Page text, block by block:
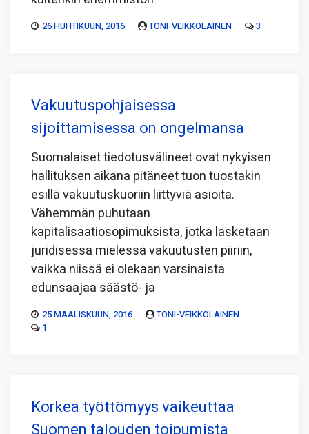
26 HUHTIKUUN, 2016 TONI-VEIKKOLAINEN 3
Vakuutuspohjaisessa
sijoittamisessa on ongelmansa
Suomalaiset tiedotusvälineet ovat nykyisen
hallituksen aikana pitäneet tuon tuostakin
esillä vakuutuskuoriin liittyviä asioita.
Vähemmän puhutaan
kapitalisaatiosopimuksista, jotka lasketaan
juridisessa mielessä vakuutusten piiriin,
vaikka niissä ei olekaan varsinaista
edunsaajaa säästö- ja
25 MAALISKUUN, 2016
TONI-VEIKKOLAINEN
1
Korkea työttömyys vaikeuttaa